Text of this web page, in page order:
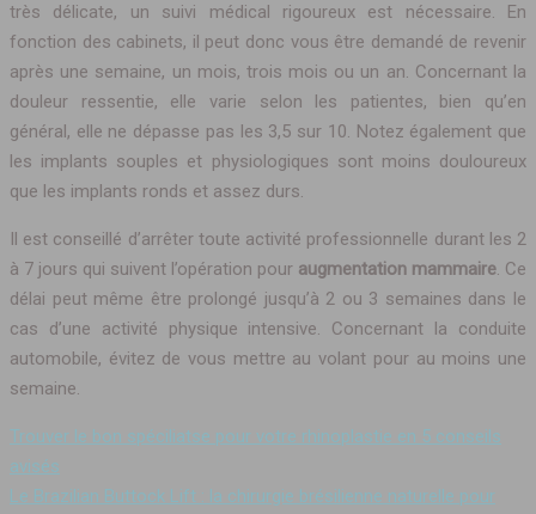
très délicate, un suivi médical rigoureux est nécessaire. En
fonction des cabinets, il peut donc vous être demandé de revenir
après une semaine, un mois, trois mois ou un an. Concernant la
douleur ressentie, elle varie selon les patientes, bien qu’en
général, elle ne dépasse pas les 3,5 sur 10. Notez également que
les implants souples et physiologiques sont moins douloureux
que les implants ronds et assez durs.
Il est conseillé d’arrêter toute activité professionnelle durant les 2
à 7 jours qui suivent l’opération pour augmentation mammaire. Ce
délai peut même être prolongé jusqu’à 2 ou 3 semaines dans le
cas d’une activité physique intensive. Concernant la conduite
automobile, évitez de vous mettre au volant pour au moins une
semaine.
Trouver le bon spéciliatse pour votre rhinoplastie en 5 conseils
avisés
Le Brazilian Buttock Lift : la chirurgie brésilienne naturelle pour